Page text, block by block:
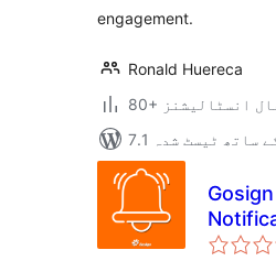
engagement.
Ronald Huereca
فعال انسٹالیشنز
کے ساتھ ٹیسٹ شدہ
Alert